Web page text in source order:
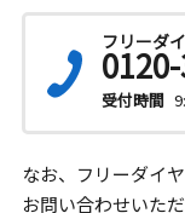
フリーダ
受付時間
なお、フリーダイ
お問い合わせいただ